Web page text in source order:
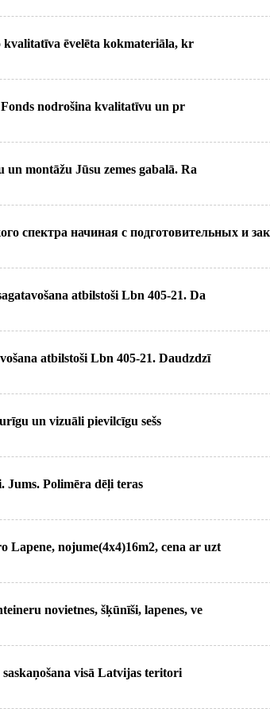
ēvelēta kokmateriāla, kr
nodrošina kvalitatīvu un pr
montāžu Jūsu zemes gabalā. Ra
спектра начиная с подготовительных и
atbilstoši Lbn 405-21. Da
atbilstoši Lbn 405-21. Daudzdzī
un vizuāli pievilcīgu sešs
Jums. Polimēra dēļi teras
Lapene, nojume(4x4)16m2, cena ar uzt
novietnes, šķūnīši, lapenes, ve
visā Latvijas teritori